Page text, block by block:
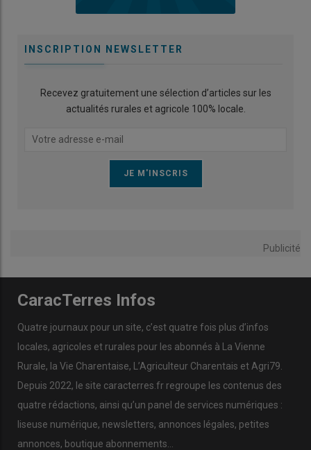
INSCRIPTION NEWSLETTER
Recevez gratuitement une sélection d’articles sur les
actualités rurales et agricole 100% locale.
Publicité
CaracTerres Infos
Quatre journaux pour un site, c’est quatre fois plus d’infos
locales, agricoles et rurales pour les abonnés à La Vienne
Rurale, la Vie Charentaise, L’Agriculteur Charentais et Agri79.
Depuis 2022, le site caracterres.fr regroupe les contenus des
quatre rédactions, ainsi qu’un panel de services numériques :
liseuse numérique, newsletters, annonces légales, petites
annonces, boutique abonnements…